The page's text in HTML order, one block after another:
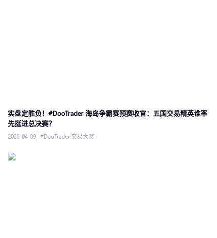
实盘定胜负！#DooTrader 海岛争霸赛预赛收官：五国交易精英谁率
先挺进总决赛？
2026-04-09 | #DooTrader 交易大赛